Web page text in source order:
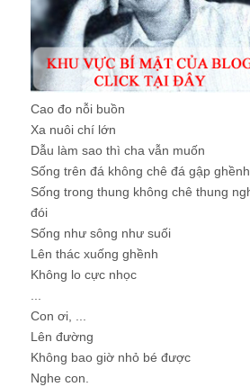
Cao đo nỗi buồn
Xa nuôi chí lớn
Dẫu làm sao thì cha vẫn muốn
Sống trên đá không chê đá gập ghềnh
Sống trong thung không chê thung
đói
Sống như sông như suối
Lên thác xuống ghềnh
Không lo cực nhọc
Con ơi, ...
Lên đường
Không bao giờ nhỏ bé được
Nghe con.